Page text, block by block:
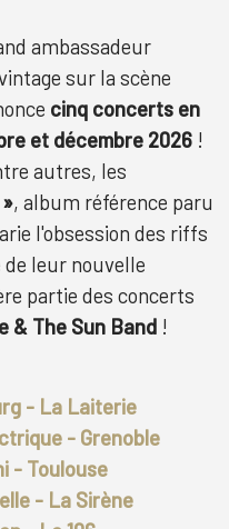
ambassadeur
sur la scène
cinq concerts en
et décembre 2026 !
autres, les
, album référence paru
l'obsession des riffs
leur nouvelle
partie des concerts
& The Sun Band !
- La Laiterie
- Grenoble
- Toulouse
- La Sirène